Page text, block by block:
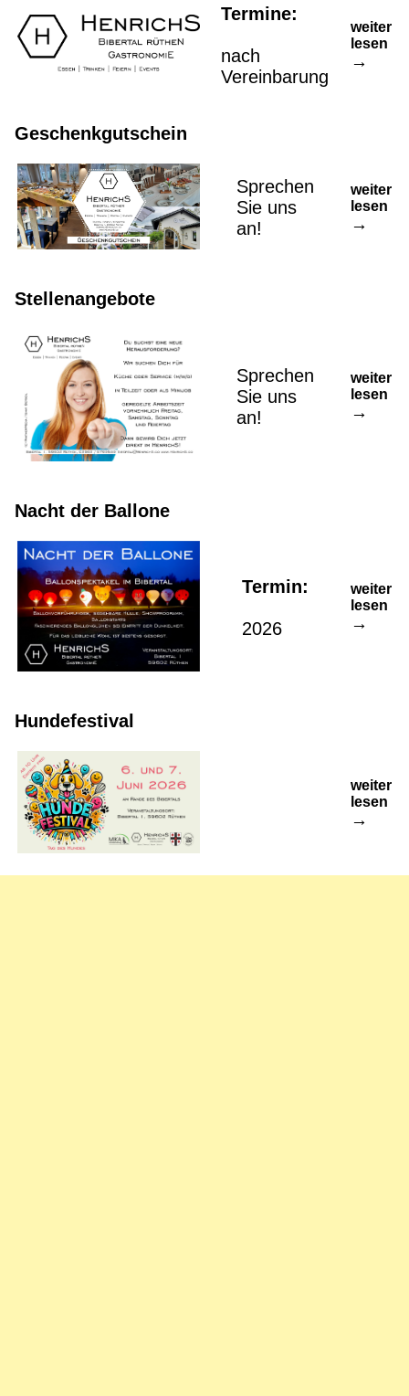
Termine:
nach
Vereinbarung
weiter
lesen
Geschenkgutschein
Sprechen
Sie uns
an!
weiter
lesen
Stellenangebote
Sprechen
Sie uns
an!
weiter
lesen
Nacht der Ballone
Termin:
2026
weiter
lesen
Hundefestival
weiter
lesen